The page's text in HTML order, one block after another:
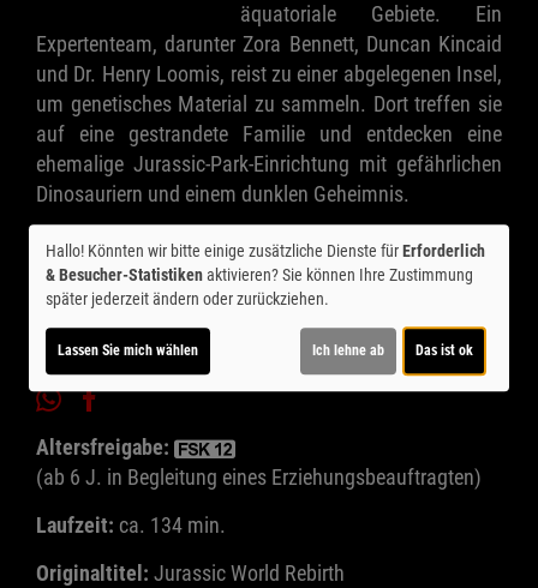
äquatoriale Gebiete. Ein
Expertenteam, darunter Zora Bennett, Duncan Kincaid
und Dr. Henry Loomis, reist zu einer abgelegenen Insel,
um genetisches Material zu sammeln. Dort treffen sie
auf eine gestrandete Familie und entdecken eine
ehemalige Jurassic-Park-Einrichtung mit gefährlichen
Dinosauriern und einem dunklen Geheimnis.
Ticket-Alarm
Altersfreigabe:
(ab 6 J. in Begleitung eines Erziehungsbeauftragten)
Laufzeit: ca. 134 min.
Originaltitel: Jurassic World Rebirth
Hallo! Könnten wir bitte einige zusätzliche Dienste fürErforderlich
& Besucher-Statistikenaktivieren? Sie können Ihre Zustimmung
später jederzeit ändern oder zurückziehen.
Lassen Sie mich wählen Ich lehne ab Das ist ok